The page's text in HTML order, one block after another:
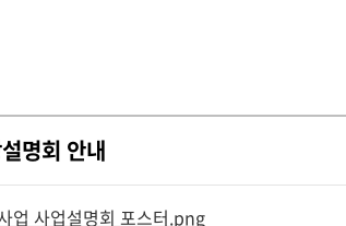
명회 안내
업 사업설명회 포스터.png